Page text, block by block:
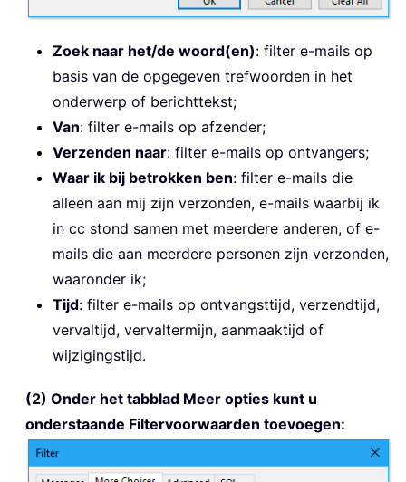
Zoek naar het/de woord(en): filter e-mails op
basis van de opgegeven trefwoorden in het
onderwerp of berichttekst;
Van: filter e-mails op afzender;
Verzenden naar: filter e-mails op ontvangers;
Waar ik bij betrokken ben: filter e-mails die
alleen aan mij zijn verzonden, e-mails waarbij ik
in cc stond samen met meerdere anderen, of e-
mails die aan meerdere personen zijn verzonden,
waaronder ik;
Tijd: filter e-mails op ontvangsttijd, verzendtijd,
vervaltijd, vervaltermijn, aanmaaktijd of
wijzigingstijd.
(2) Onder het tabblad Meer opties kunt u
onderstaande Filtervoorwaarden toevoegen: